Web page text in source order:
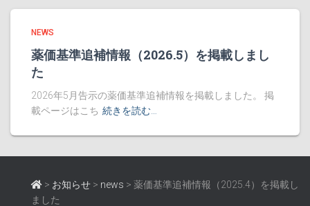
NEWS
薬価基準追補情報（2026.5）を掲載しまし
た
2026年5月告示の薬価基準追補情報を掲載しました。 掲
載ページはこち 続きを読む…
> お知らせ > news > 薬価基準追補情報（2025.4）を掲載し
ました